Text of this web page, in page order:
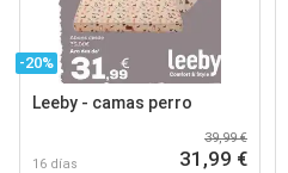
-20%
Leeby - camas perro
16 días
39,99 €
31,99 €